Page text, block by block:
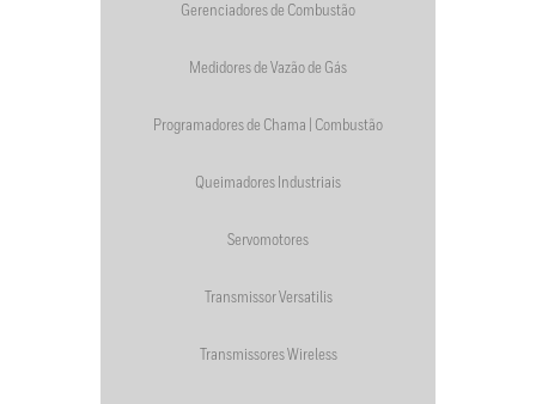
Gerenciadores de Combustão
Medidores de Vazão de Gás
Programadores de Chama | Combustão
Queimadores Industriais
Servomotores
Transmissor Versatilis
Transmissores Wireless